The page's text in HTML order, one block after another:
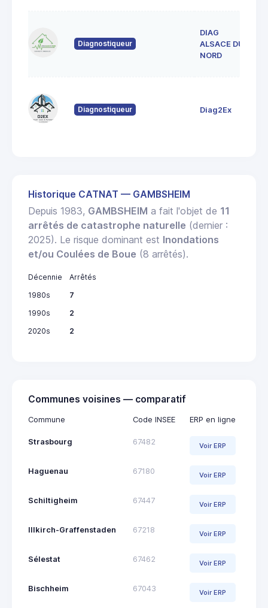
Diagnostiqueur
DIAG
ALSACE DU
NORD
Diagnostiqueur Diag2Ex
Historique CATNAT — GAMBSHEIM
Depuis 1983, GAMBSHEIM a fait l'objet de 11
arrêtés de catastrophe naturelle (dernier :
2025). Le risque dominant est Inondations
et/ou Coulées de Boue (8 arrêtés).
Décennie
Arrêtés
1980s
7
1990s
2
2020s
2
Communes voisines — comparatif
Commune Code INSEE ERP en ligne
Strasbourg 67482 Voir ERP
Haguenau 67180 Voir ERP
Schiltigheim 67447 Voir ERP
Illkirch-Graffenstaden 67218 Voir ERP
Sélestat 67462 Voir ERP
Bischheim 67043 Voir ERP